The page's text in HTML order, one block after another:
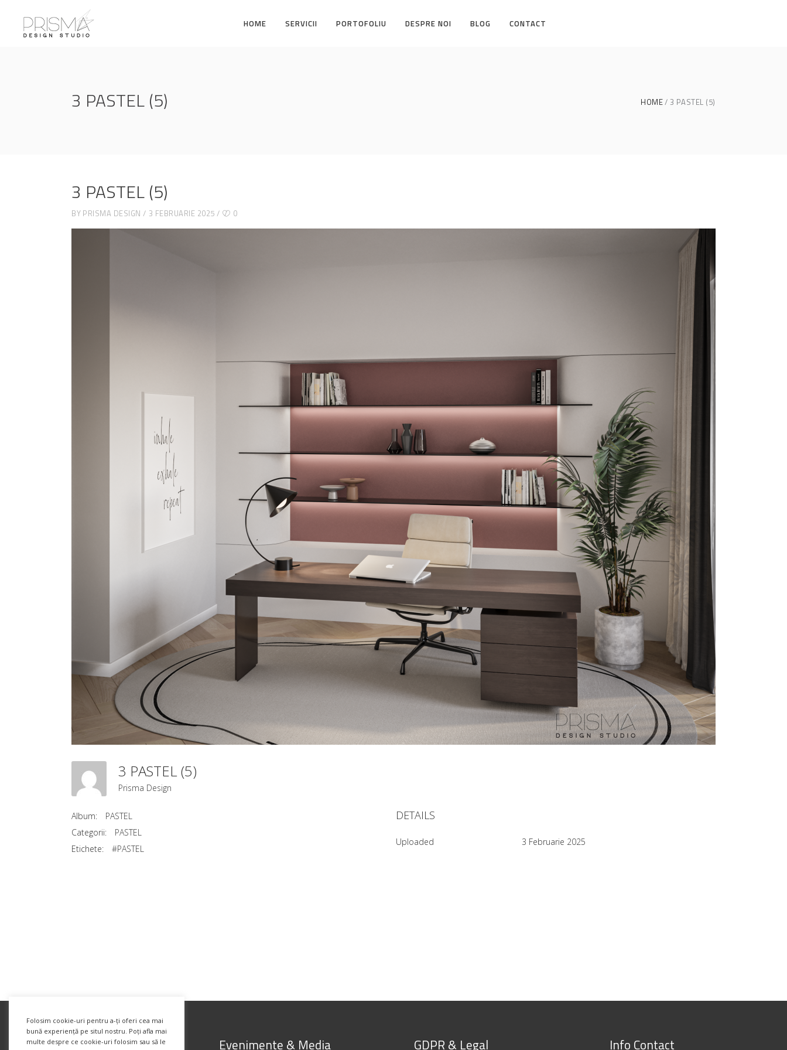
HOME SERVICII PORTOFOLIU DESPRE NOI BLOG CONTACT
3 PASTEL (5) HOME 3 PASTEL (5)
3 PASTEL (5)
BY PRISMA DESIGN 3 FEBRUARIE 2025 0
3 PASTEL (5)
Prisma Design
Album:
PASTEL
Categorii:
PASTEL
Etichete:
#PASTEL
DETAILS
Uploaded 3 Februarie 2025
Evenimente & Media GDPR & Legal Info Contact
Folosim cookie-uri pentru a-ți oferi cea mai
bună experiență pe situl nostru. Poți afla mai
multe despre ce cookie-uri folosim sau să le